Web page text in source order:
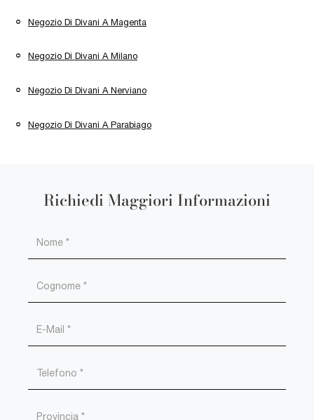
Negozio Di Divani A Magenta
Negozio Di Divani A Milano
Negozio Di Divani A Nerviano
Negozio Di Divani A Parabiago
Richiedi Maggiori Informazioni